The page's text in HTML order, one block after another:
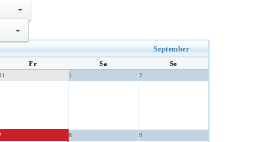
select
September
Fr Sa So
1 2
8 9